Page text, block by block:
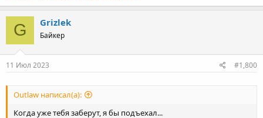
G Grizlek
Байкер
11 Июл 2023 #1,800
Outlaw написал(а):
Когда уже тебя заберут, я бы подъехал...